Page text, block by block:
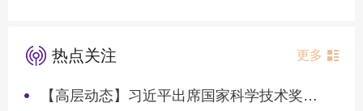
热点关注 更多
【高层动态】习近平出席国家科学技术奖励大会两院院士大会中国科协第十一次全国代表大会并发表重要讲话